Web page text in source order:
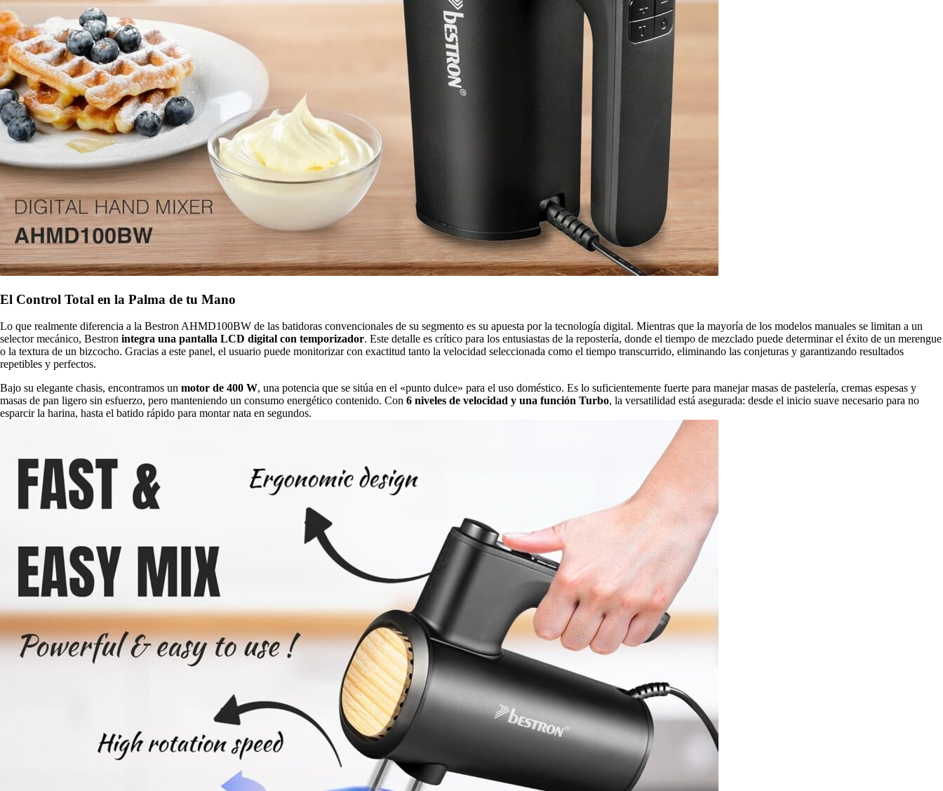
El Control Total en la Palma de tu Mano
Lo que realmente diferencia a la Bestron AHMD100BW de las batidoras convencionales de su segmento es su apuesta por la tecnología digital. Mientras que la mayoría de los modelos manuales se limitan a un
selector mecánico, Bestron integra una pantalla LCD digital con temporizador. Este detalle es crítico para los entusiastas de la repostería, donde el tiempo de mezclado puede determinar el éxito de un merengue
o la textura de un bizcocho. Gracias a este panel, el usuario puede monitorizar con exactitud tanto la velocidad seleccionada como el tiempo transcurrido, eliminando las conjeturas y garantizando resultados
repetibles y perfectos.
Bajo su elegante chasis, encontramos un motor de 400 W, una potencia que se sitúa en el «punto dulce» para el uso doméstico. Es lo suficientemente fuerte para manejar masas de pastelería, cremas espesas y
masas de pan ligero sin esfuerzo, pero manteniendo un consumo energético contenido. Con 6 niveles de velocidad y una función Turbo, la versatilidad está asegurada: desde el inicio suave necesario para no
esparcir la harina, hasta el batido rápido para montar nata en segundos.